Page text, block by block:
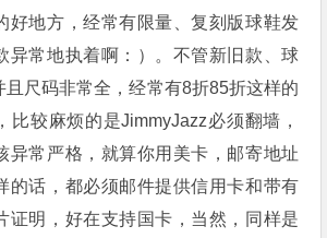
好地方，经常有限量、复刻版球鞋发
异常地执着啊：）。不管新旧款、球
且尺码非常全，经常有8折85折这样的
比较麻烦的是JimmyJazz必须翻墙，
异常严格，就算你用美卡，邮寄地址
的话，都必须邮件提供信用卡和带有
证明，好在支持国卡，当然，同样是